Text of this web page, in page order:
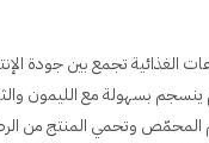
غ من الروضة للصناعات الغذائية
بسهولة مع الليمون
وتحمي المنتج من